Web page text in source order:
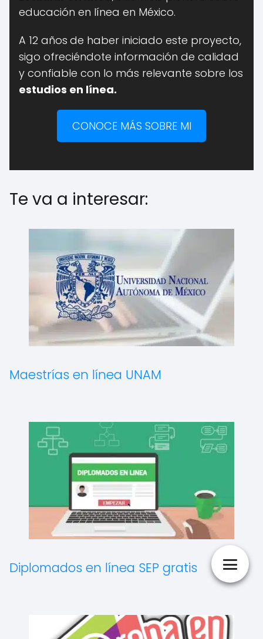
educación en línea en México.
A 12 años de haber iniciado este proyecto,
sigo ofreciéndote información de calidad
y confiable con lo más relevante sobre los
estudios en línea.
CONOCE MÁS SOBRE MI
Te va a interesar:
Maestrías en línea UNAM
Diplomados en línea SEP gratis